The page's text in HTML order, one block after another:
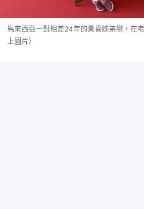
馬來西亞一對相差24年的黃昏姊弟戀，在
上圖片）